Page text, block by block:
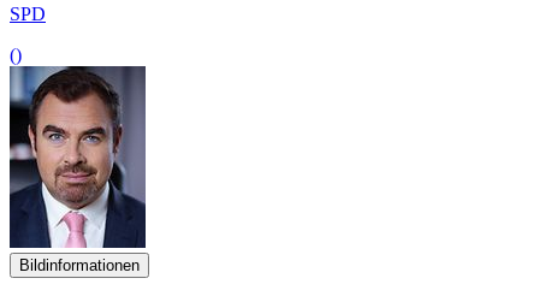
SPD
()
Bildinformationen